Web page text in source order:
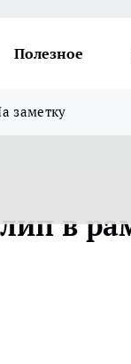
Полезное
заметку
в